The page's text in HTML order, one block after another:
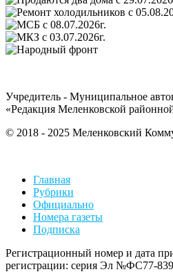
Учредитель - Муниципальное
«Редакция Меленковской
© 2018 - 2025 Меленковский
Главная
Рубрики
Официально
Номера газеты
Подписка
Регистрационный номер и дата
регистрации: серия Эл №ФС77-